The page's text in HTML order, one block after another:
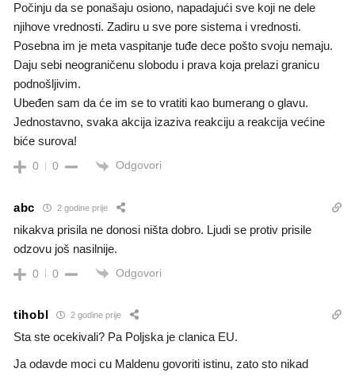
Počinju da se ponašaju osiono, napadajući sve koji ne dele
njihove vrednosti. Zadiru u sve pore sistema i vrednosti.
Posebna im je meta vaspitanje tuđe dece pošto svoju nemaju.
Daju sebi neograničenu slobodu i prava koja prelazi granicu
podnošljivim.
Ubeđen sam da će im se to vratiti kao bumerang o glavu.
Jednostavno, svaka akcija izaziva reakciju a reakcija većine
biće surova!
0 0 Odgovori
abc 2 godine prije
nikakva prisila ne donosi ništa dobro. Ljudi se protiv prisile
odzovu još nasilnije.
0 0 Odgovori
tihobl 2 godine prije
Sta ste ocekivali? Pa Poljska je clanica EU.
Ja odavde moci cu Maldenu govoriti istinu, zato sto nikad